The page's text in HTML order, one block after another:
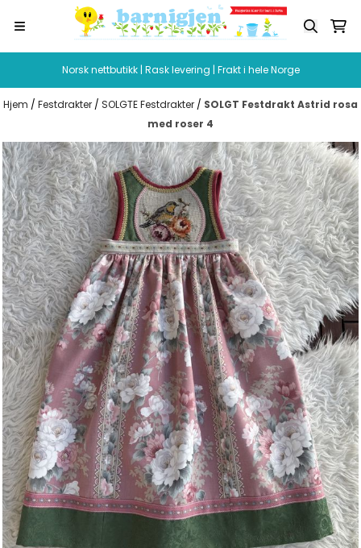
Hopp til innhold
Norsk nettbutikk | Rask levering | Frakt i hele Norge
Hjem / Festdrakter / SOLGTE Festdrakter / SOLGT Festdrakt Astrid rosa
med roser 4